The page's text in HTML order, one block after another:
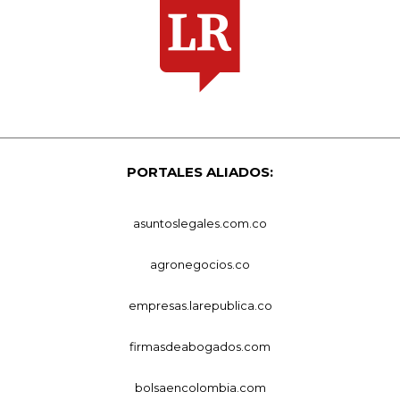
PORTALES ALIADOS:
asuntoslegales.com.co
agronegocios.co
empresas.larepublica.co
firmasdeabogados.com
bolsaencolombia.com